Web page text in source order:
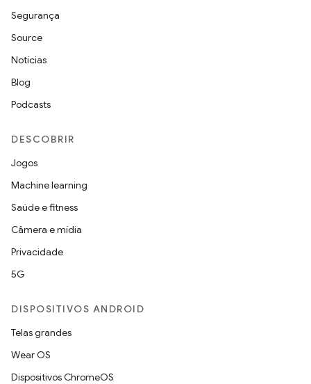
Segurança
Source
Notícias
Blog
Podcasts
DESCOBRIR
Jogos
Machine learning
Saúde e fitness
Câmera e mídia
Privacidade
5G
DISPOSITIVOS ANDROID
Telas grandes
Wear OS
Dispositivos ChromeOS